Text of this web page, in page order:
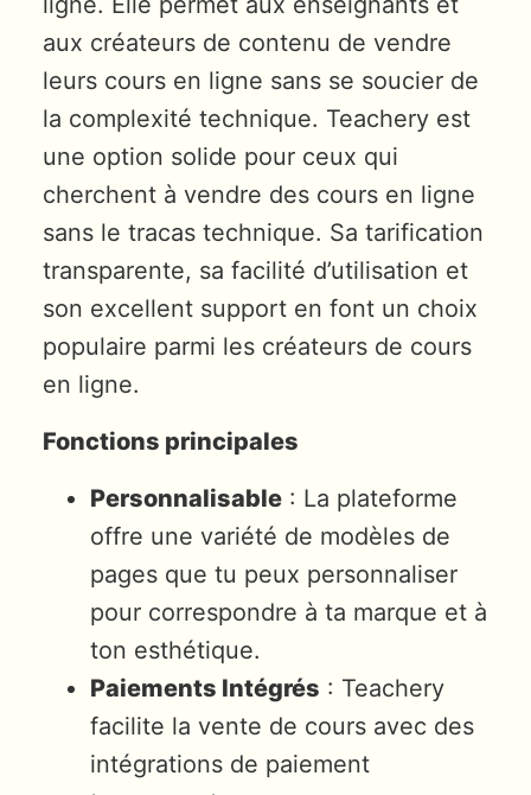
aux créateurs de contenu de vendre
leurs cours en ligne sans se soucier de
la complexité technique. Teachery est
une option solide pour ceux qui
cherchent à vendre des cours en ligne
sans le tracas technique. Sa tarification
transparente, sa facilité d’utilisation et
son excellent support en font un choix
populaire parmi les créateurs de cours
en ligne.
Fonctions principales
Personnalisable : La plateforme
offre une variété de modèles de
pages que tu peux personnaliser
pour correspondre à ta marque et à
ton esthétique.
Paiements Intégrés : Teachery
facilite la vente de cours avec des
intégrations de paiement